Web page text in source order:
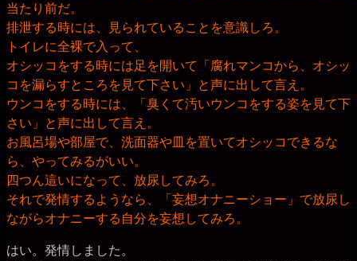
当たり前だ。
排泄する時には、見られていることを意識しろ。
トイレに全裸で入って、
オシッコをする時には足を開いて「腐れマンコから、オシッ
コを漏らすところを見て下さい」と声に出して言え。
ウンコをする時には、「臭くて汚いウンコをする姿を見て下
さい」と声に出して言え。
お風呂場や部屋で、洗面器や皿を置いてオシッコできるな
ら、やってみるがいい。
四つん這いになって、放尿してみろ。
それで発情するようなら、「妄想オナニーショー」で放尿し
ながらオナニーする自分を妄想してみろ。
はい。発情しました。